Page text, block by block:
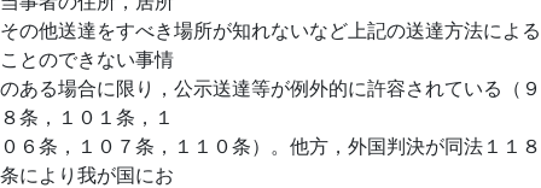
その他送達をすべき場所が知れないなど上記の送達方法による
ことのできない事情
のある場合に限り，公示送達等が例外的に許容されている（９
８条，１０１条，１
０６条，１０７条，１１０条）。他方，外国判決が同法１１８
条により我が国にお